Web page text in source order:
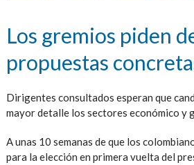
Los gremios piden
propuestas
Dirigentes consultados esperan que
mayor detalle los sectores económico y
A unas 10 semanas de que los
para la elección en primera vuelta del